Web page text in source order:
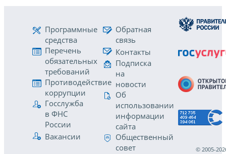
Программные
средства
Перечень
обязательных
требований
Противодействие
коррупции
Госслужба
в ФНС
России
Вакансии
Обратная
связь
Контакты
Подписка
на
новости
Об
использовании
информации
сайта
Общественный
совет
© 2005-